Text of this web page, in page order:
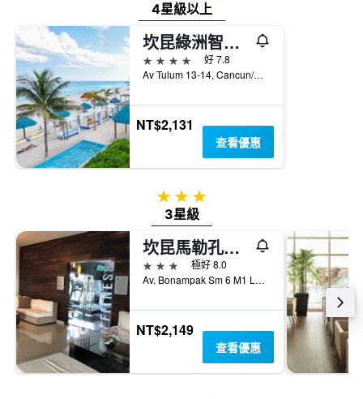
4星級以上
坎昆綠洲智慧飯店
4星級
好 7.8
Av Tulum 13-14, Cancun/坎康, 金塔納羅奧, 墨西哥
NT$2,131
查看優惠
3星級
3星級
坎昆馬勒孔套房公寓式酒店
3星級
極好 8.0
Av. Bonampak Sm 6 M1 L1, Cancun/坎康, 金塔納羅奧, 墨西哥
NT$2,149
查看優惠